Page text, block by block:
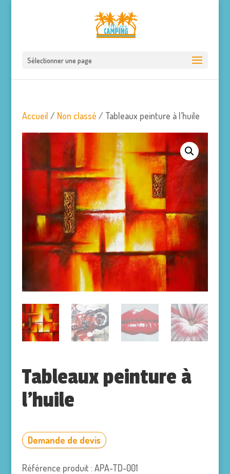
Sélectionner une page
Accueil / Non classé / Tableaux peinture à l’huile
Tableaux peinture à
l’huile
Demande de devis
Référence produit : APA-TD-001